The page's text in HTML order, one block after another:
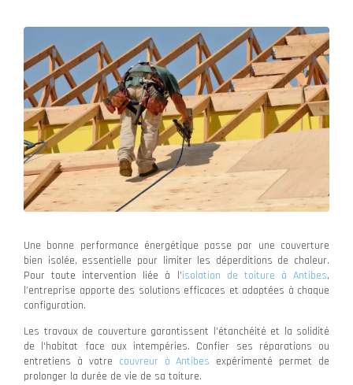
Une bonne performance énergétique passe par une couverture
bien isolée, essentielle pour limiter les déperditions de chaleur.
Pour toute intervention liée à l’isolation de toiture à Antibes,
l’entreprise apporte des solutions efficaces et adaptées à chaque
configuration.
Les travaux de couverture garantissent l'étanchéité et la solidité
de l'habitat face aux intempéries. Confier ses réparations ou
entretiens à votre couvreur à Antibes expérimenté permet de
prolonger la durée de vie de sa toiture.